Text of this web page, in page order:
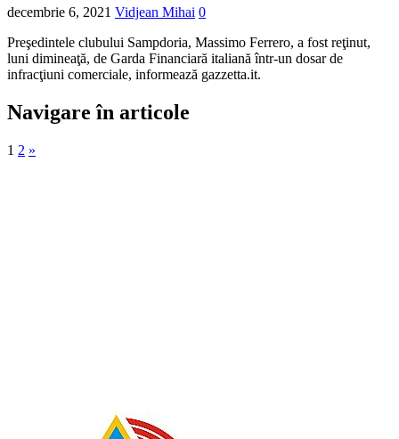
decembrie 6, 2021 Vidjean Mihai 0
Preşedintele clubului Sampdoria, Massimo Ferrero, a fost reţinut,
luni dimineaţă, de Garda Financiară italiană într-un dosar de
infracţiuni comerciale, informează gazzetta.it.
Navigare în articole
1 2 »